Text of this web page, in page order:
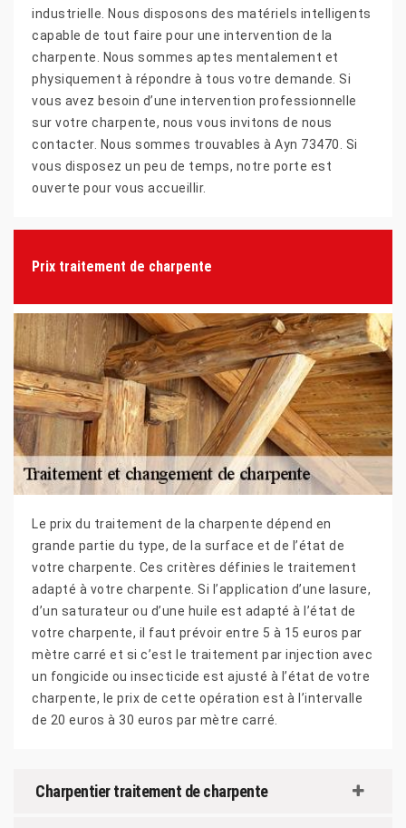
industrielle. Nous disposons des matériels intelligents
capable de tout faire pour une intervention de la
charpente. Nous sommes aptes mentalement et
physiquement à répondre à tous votre demande. Si
vous avez besoin d’une intervention professionnelle
sur votre charpente, nous vous invitons de nous
contacter. Nous sommes trouvables à Ayn 73470. Si
vous disposez un peu de temps, notre porte est
ouverte pour vous accueillir.
Prix traitement de charpente
Le prix du traitement de la charpente dépend en
grande partie du type, de la surface et de l’état de
votre charpente. Ces critères définies le traitement
adapté à votre charpente. Si l’application d’une lasure,
d’un saturateur ou d’une huile est adapté à l’état de
votre charpente, il faut prévoir entre 5 à 15 euros par
mètre carré et si c’est le traitement par injection avec
un fongicide ou insecticide est ajusté à l’état de votre
charpente, le prix de cette opération est à l’intervalle
de 20 euros à 30 euros par mètre carré.
Charpentier traitement de charpente